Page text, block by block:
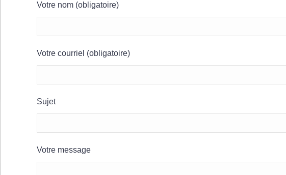
Votre nom (obligatoire)
Votre courriel (obligatoire)
Sujet
Votre message